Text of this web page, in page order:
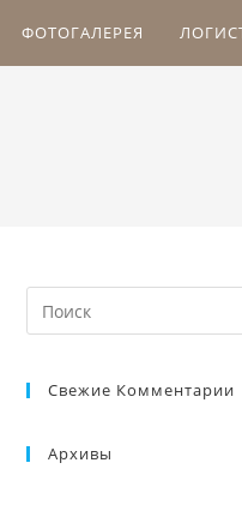
ФОТОГАЛЕРЕЯ
Свежие Комментарии
Архивы